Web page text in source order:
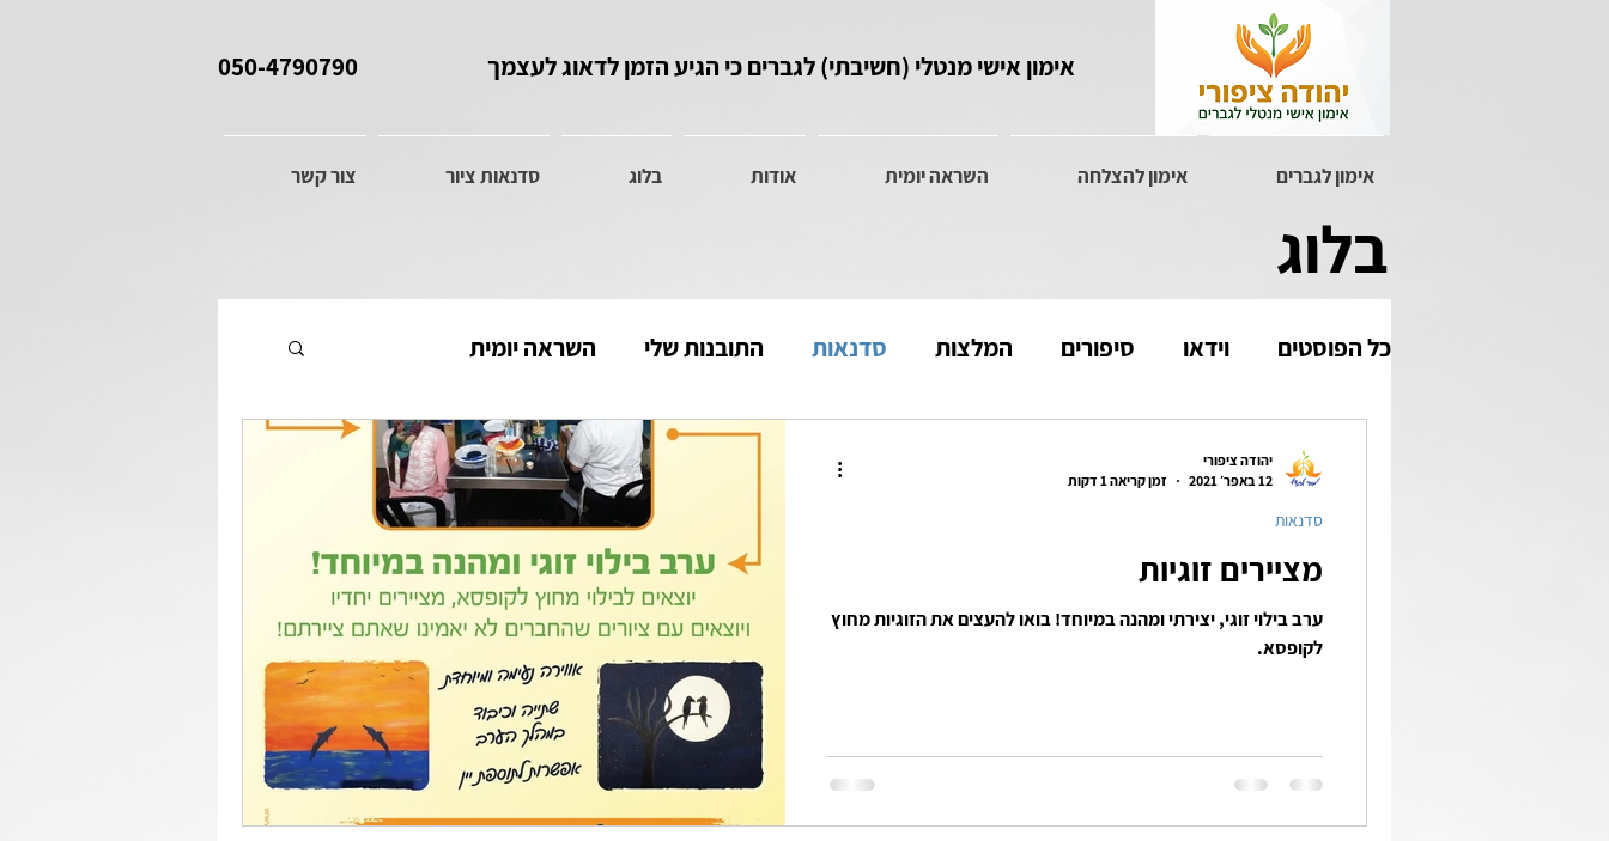
050-4790790 אימון אישי מנטלי (חשיבתי) לגברים כי הגיע הזמן לדאוג לעצמך
אימון לגברים אימון להצלחה השראה יומית אודות בלוג סדנאות ציור צור קשר
בלוג
כל הפוסטים וידאו סיפורים המלצות סדנאות התובנות שלי השראה יומית
מציירים זוגיות
ערב בילוי זוגי, יצירתי ומהנה במיוחד! בואו להעצים את הזוגיות מחוץ
לקופסא.
סדנאות
יהודה ציפורי
12 באפר׳ 2021
זמן קריאה 1 דקות